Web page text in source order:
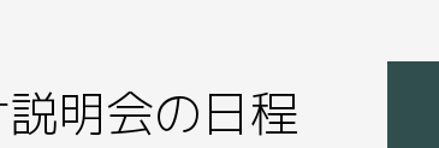
明会の日程